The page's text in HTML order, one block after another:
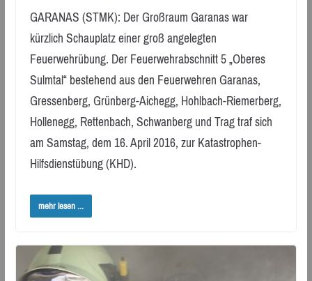
GARANAS (STMK): Der Großraum Garanas war
kürzlich Schauplatz einer groß angelegten
Feuerwehrübung. Der Feuerwehrabschnitt 5 „Oberes
Sulmtal“ bestehend aus den Feuerwehren Garanas,
Gressenberg, Grünberg-Aichegg, Hohlbach-Riemerberg,
Hollenegg, Rettenbach, Schwanberg und Trag traf sich
am Samstag, dem 16. April 2016, zur Katastrophen-
Hilfsdienstübung (KHD).
mehr lesen ...